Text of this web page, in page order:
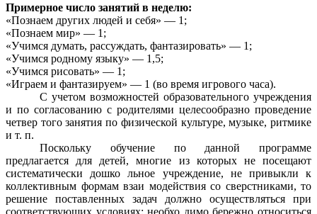
Примерное число занятий в неделю:
«Познаем других людей и себя» — 1;
«Познаем мир» — 1;
«Учимся думать, рассуждать, фантазировать» — 1;
«Учимся родному языку» — 1,5;
«Учимся рисовать» — 1;
«Играем и фантазируем» — 1 (во время игрового часа).
С учетом возможностей образовательного учреждения
и по согласованию с родителями целесообразно проведение
четвер того занятия по физической культуре, музыке, ритмике
и т. п.
Поскольку обучение по данной программе
предлагается для детей, многие из которых не посещают
систематически дошко льное учреждение, не привыкли к
коллективным формам взаи модействия со сверстниками, то
решение поставленных задач должно осуществляться при
соответствующих условиях: необхо димо бережно относиться